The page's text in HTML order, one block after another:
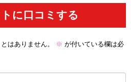
に口コミする
はありません。 ※ が付いている欄は必